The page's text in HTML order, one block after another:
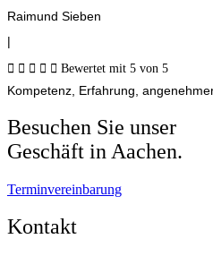
Raimund Sieben
|
     Bewertet mit 5 von 5
Kompetenz, Erfahrung,
Besuchen Sie unser
Geschäft in Aachen.
Terminvereinbarung
Kontakt